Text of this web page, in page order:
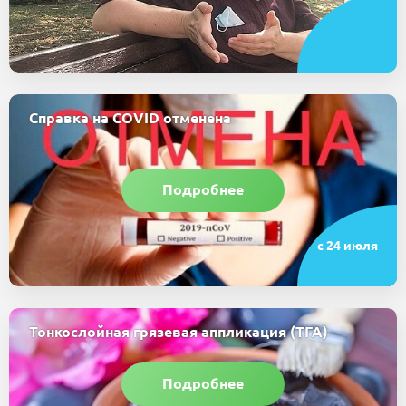
Справка на COVID отменена
Подробнее
c 24 июля
Тонкослойная грязевая аппликация (ТГА)
Подробнее